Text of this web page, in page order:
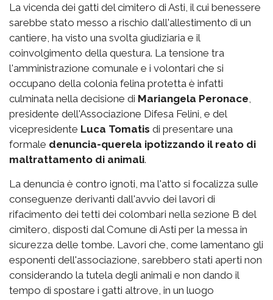
La vicenda dei gatti del cimitero di Asti, il cui benessere
sarebbe stato messo a rischio dall'allestimento di un
cantiere, ha visto una svolta giudiziaria e il
coinvolgimento della questura. La tensione tra
l'amministrazione comunale e i volontari che si
occupano della colonia felina protetta è infatti
culminata nella decisione di Mariangela Peronace
presidente dell'Associazione Difesa Felini, e del
vicepresidente Luca Tomatis di presentare una
formale denuncia-querela ipotizzando il reato di
maltrattamento di animali.
La denuncia è contro ignoti, ma l'atto si focalizza sulle
conseguenze derivanti dall'avvio dei lavori di
rifacimento dei tetti dei colombari nella sezione B del
cimitero, disposti dal Comune di Asti per la messa in
sicurezza delle tombe. Lavori che, come lamentano gli
esponenti dell'associazione, sarebbero stati aperti non
considerando la tutela degli animali e non dando il
tempo di spostare i gatti altrove, in un luogo